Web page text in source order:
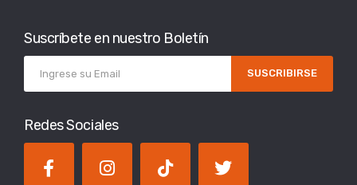
Suscríbete en nuestro Boletín
SUSCRIBIRSE
Redes Sociales